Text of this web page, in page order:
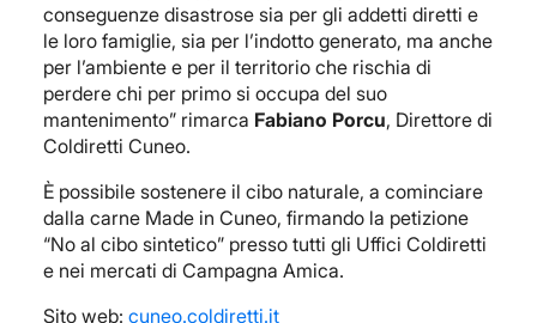
conseguenze disastrose sia per gli addetti diretti e
le loro famiglie, sia per l’indotto generato, ma anche
per l’ambiente e per il territorio che rischia di
perdere chi per primo si occupa del suo
mantenimento” rimarca Fabiano Porcu, Direttore di
Coldiretti Cuneo.
È possibile sostenere il cibo naturale, a cominciare
dalla carne Made in Cuneo, firmando la petizione
“No al cibo sintetico” presso tutti gli Uffici Coldiretti
e nei mercati di Campagna Amica.
Sito web: cuneo.coldiretti.it